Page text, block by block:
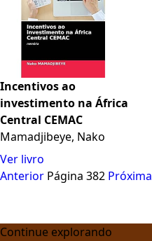
Incentivos ao
investimento na África
Central CEMAC
Mamadjibeye, Nako
Ver livro
Anterior Página 382 Próxima
Continue explorando